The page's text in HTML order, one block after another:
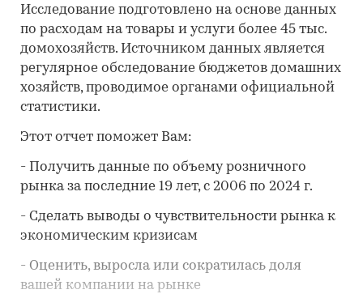
Исследование подготовлено на основе данных
по расходам на товары и услуги более 45 тыс.
домохозяйств. Источником данных является
регулярное обследование бюджетов домашних
хозяйств, проводимое органами официальной
статистики.
Этот отчет поможет Вам:
- Получить данные по объему розничного
рынка за последние 19 лет, с 2006 по 2024 г.
- Сделать выводы о чувствительности рынка к
экономическим кризисам
- Оценить, выросла или сократилась доля
вашей компании на рынке